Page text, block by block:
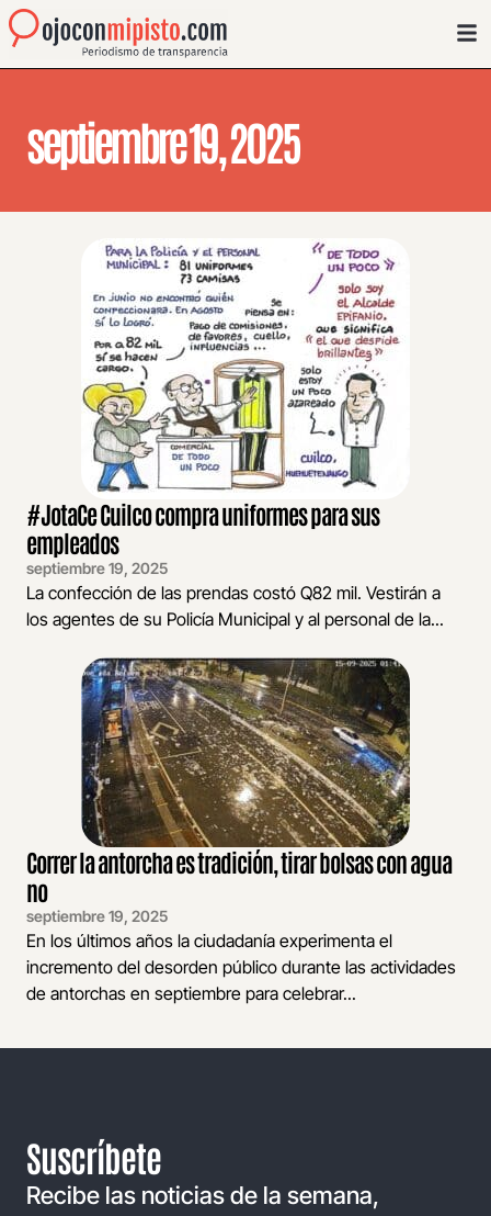
septiembre 19, 2025
#JotaCe Cuilco compra uniformes para sus
empleados
septiembre 19, 2025
La confección de las prendas costó Q82 mil. Vestirán a
los agentes de su Policía Municipal y al personal de la...
Correr la antorcha es tradición, tirar bolsas con agua
no
septiembre 19, 2025
En los últimos años la ciudadanía experimenta el
incremento del desorden público durante las actividades
de antorchas en septiembre para celebrar...
Suscríbete
Recibe las noticias de la semana,